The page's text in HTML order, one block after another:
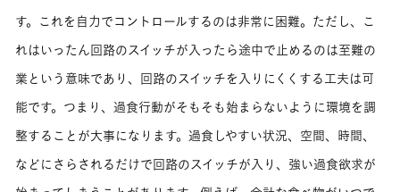
す。これを自力でコントロールするのは非常に困難。ただし、こ
れはいったん回路のスイッチが入ったら途中で止めるのは至難の
業という意味であり、回路のスイッチを入りにくくする工夫は可
能です。つまり、過食行動がそもそも始まらないように環境を調
整することが大事になります。過食しやすい状況、空間、時間、
などにさらされるだけで回路のスイッチが入り、強い過食欲求が